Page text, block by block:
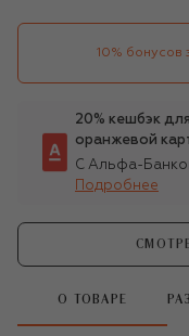
10% бонусов
20% кешбэк
оранжевой
С Альфа-
Подробнее
О ТОВАРЕ